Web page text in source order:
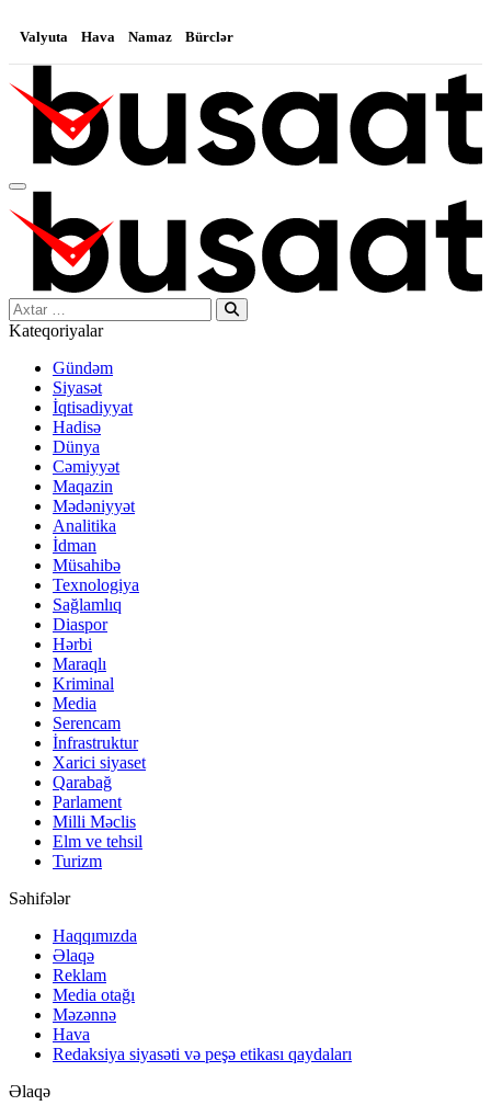
Valyuta Hava Namaz Bürclər
Search…
Kateqoriyalar
Gündəm
Siyasət
İqtisadiyyat
Hadisə
Dünya
Cəmiyyət
Maqazin
Mədəniyyət
Analitika
İdman
Müsahibə
Texnologiya
Sağlamlıq
Diaspor
Hərbi
Maraqlı
Kriminal
Media
Serencam
İnfrastruktur
Xarici siyaset
Qarabağ
Parlament
Milli Məclis
Elm ve tehsil
Turizm
Səhifələr
Haqqımızda
Əlaqə
Reklam
Media otağı
Məzənnə
Hava
Redaksiya siyasəti və peşə etikası qaydaları
Əlaqə